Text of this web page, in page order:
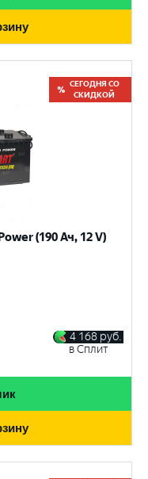
СЕГОДНЯ СО
СКИДКОЙ
(190 Ач, 12 V)
4 168 руб.
в Сплит